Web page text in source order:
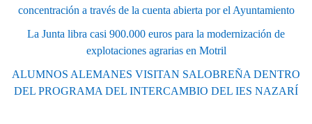
concentración a través de la cuenta abierta por el Ayuntamiento
La Junta libra casi 900.000 euros para la modernización de
explotaciones agrarias en Motril
ALUMNOS ALEMANES VISITAN SALOBREÑA DENTRO
DEL PROGRAMA DEL INTERCAMBIO DEL IES NAZARÍ